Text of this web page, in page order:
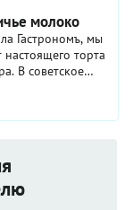
молоко
Гастрономъ, мы
торта
В советское
праздничного
поклонников.
но ведь всегда
выпечки и
- как задумал